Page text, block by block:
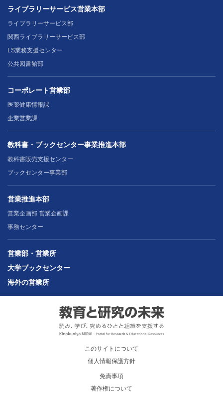
ライブラリーサービス営業本部
ライブラリーサービス部
関西ライブラリーサービス部
LS業務支援センター
公共図書館部
コーポレート営業部
医薬健康情報課
企業営業課
教科書・ブックセンター事業推進本部
教科書販売支援センター
ブックセンター事業部
営業推進本部
営業企画部 営業企画課
事務センター
営業部・営業所
大学ブックセンター
海外の営業所
このサイトについて
個人情報保護方針
免責事項
著作権について